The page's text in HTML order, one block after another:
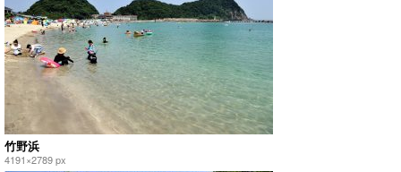
竹野浜
4191×2789 px